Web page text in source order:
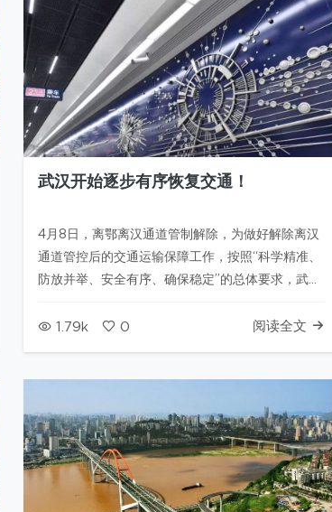
武汉开始逐步有序恢复交通！
4月8日，离鄂离汉通道管制解除，为做好解除离汉
通道管控后的交通运输保障工作，按照“科学精准、
防放并举、安全有序、确保稳定”的总体要求，武汉
车运营 4月8日起，武汉市将恢复出租车运营，并将
1.79k 0 阅读全文